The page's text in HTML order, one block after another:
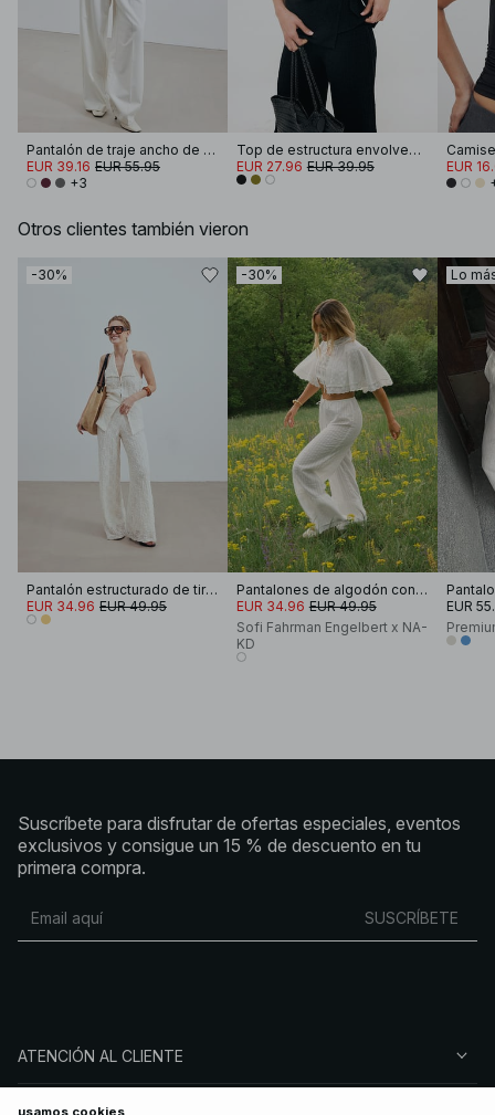
Pantalón de traje ancho ​​de cintura alta
EUR 39.16 EUR 55.95
+3
Top de estructura envolvente atado
EUR 27.96 EUR 39.95
EUR
Otros clientes también vieron
-30%
Pantalón estructurado de tiro medio
EUR 34.96 EUR 49.95
-30%
Pantalones de algodón con volantes
EUR 34.96 EUR 49.95
Sofi Fahrman Engelbert x NA-
KD
Lo
EUR
Suscríbete para disfrutar de ofertas especiales, eventos
exclusivos y consigue un 15 % de descuento en tu
primera compra.
SUSCRÍBETE
ATENCIÓN AL CLIENTE
SOBRE NA-KD